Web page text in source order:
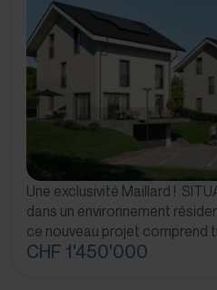
Une exclusivité Maillard !
dans un environnement
ce nouveau projet comprend
CHF 1'450'000